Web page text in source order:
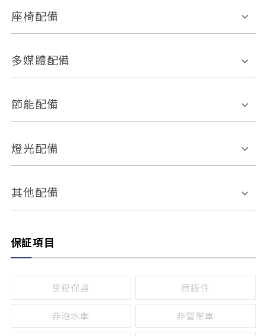
恆溫空調
前座正面氣囊
ABS防鎖死
車道偏離警示
自動停車系統 盲點偵測系統
倒車雷達
座椅配備
皮椅
無
有
多媒體配備
外部音源接入
節能配備
引擎啟閉系統
燈光配備
感應頭燈
頭燈光源
其他配備
保証項目
里程保證 原鈑件
非泡水車 非營業車